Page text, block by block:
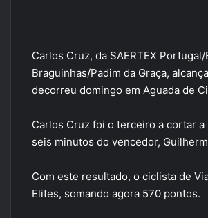
Carlos Cruz, da SAERTEX
Braguinhas/Padim da Graça,
decorreu domingo em Aguada de
Carlos Cruz foi o terceiro a cortar
seis minutos do vencedor,
Com este resultado, o ciclista de
Elites, somando agora 570 pontos.